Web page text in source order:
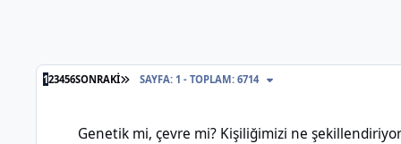
123456SONRAKI SON SAYFA
SAYFA: 1 - TOPLAM: 6714
Genetik mi, çevre mi? Kişiliğimizi ne